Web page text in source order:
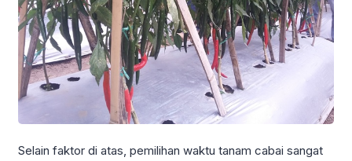
Selain faktor di atas, pemilihan waktu tanam cabai sangat